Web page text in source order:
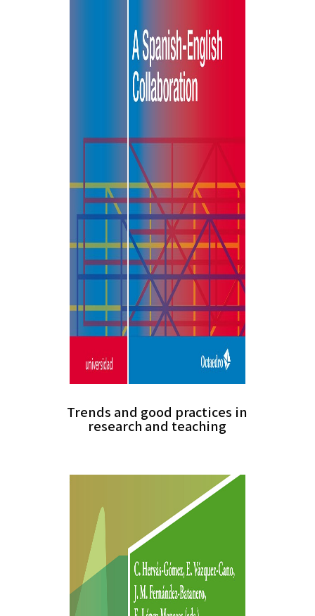
Trends and good practices in
research and teaching